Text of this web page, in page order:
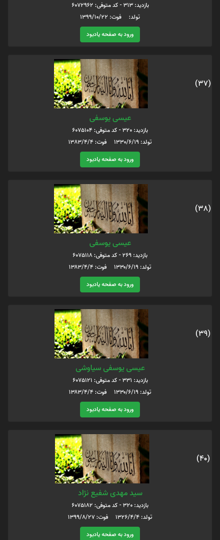
بازدید: 313 - کد متوفی: 6072962
تولد: فوت: 1399/10/22
ورود به صفحه یادبود
(37)
عیسی یوسفی
بازدید: 320 - کد متوفی: 6075104
تولد: 1330/6/19 فوت: 1383/4/4
ورود به صفحه یادبود
(38)
عیسی یوسفی
بازدید: 269 - کد متوفی: 6075118
تولد: ۱۳۳۰/۶/۱۹ فوت: ۱۳۸۳/۴/۴
ورود به صفحه یادبود
(39)
عیسی یوسفی سیاوشی
بازدید: 331 - کد متوفی: 6075121
تولد: ۱۳۳۰/۶/۱۹ فوت: ۱۳۸۳/۴/۴
ورود به صفحه یادبود
(40)
سید مهدی شفیع نژاد
بازدید: 320 - کد متوفی: 6075182
تولد: ۱۳۲۶/۴/۴ فوت: ۱۳۹۹/۸/۲۷
ورود به صفحه یادبود